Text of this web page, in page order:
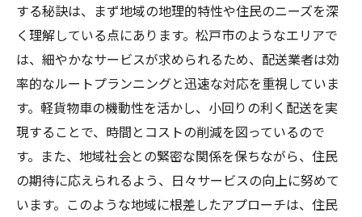
軽貨物配送が変える生活千葉県松戸市の事例か
ら学ぶ
松戸市での軽貨物配送成功事例の紹介
個人と企業の連携がもたらす利便性向上
軽貨物配送が日常生活をどう変えるか
地域密着型の配送で得られる安心感と信頼
松戸市での配送イノベーションの実践例
地域住民の声を反映した軽貨物サービスの
する秘訣は、まず地域の地理的特性や住民のニーズを深
く理解している点にあります。松戸市のようなエリアで
は、細やかなサービスが求められるため、配送業者は効
率的なルートプランニングと迅速な対応を重視していま
す。軽貨物車の機動性を活かし、小回りの利く配送を実
現することで、時間とコストの削減を図っているので
す。また、地域社会との緊密な関係を保ちながら、住民
の期待に応えられるよう、日々サービスの向上に努めて
います。このような地域に根差したアプローチは、住民